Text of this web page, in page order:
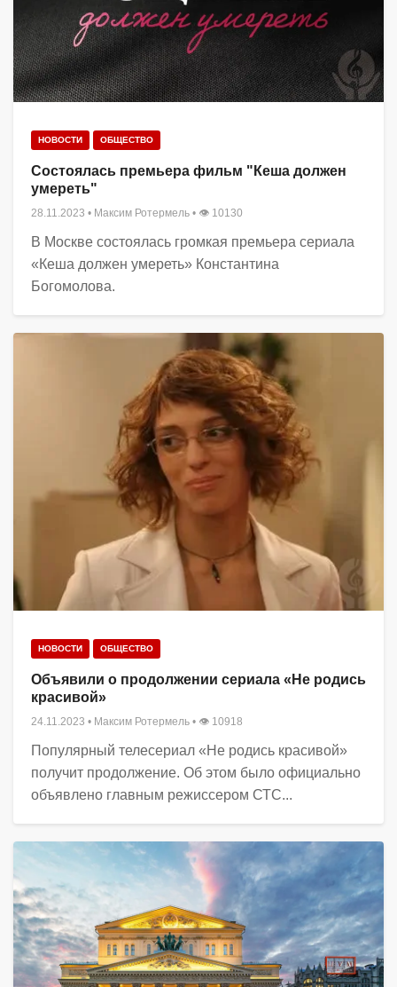
НОВОСТИ ОБЩЕСТВО
Состоялась премьера фильм "Кеша должен
умереть"
28.11.2023 • Максим Ротермель • 👁 10130
В Москве состоялась громкая премьера сериала
«Кеша должен умереть» Константина
Богомолова.
НОВОСТИ ОБЩЕСТВО
Объявили о продолжении сериала «Не родись
красивой»
24.11.2023 • Максим Ротермель • 👁 10918
Популярный телесериал «Не родись красивой»
получит продолжение. Об этом было официально
объявлено главным режиссером СТС...